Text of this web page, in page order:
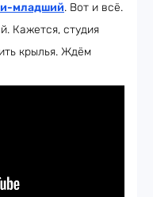
младший. Вот и всё.
Кажется, студия
крылья. Ждём